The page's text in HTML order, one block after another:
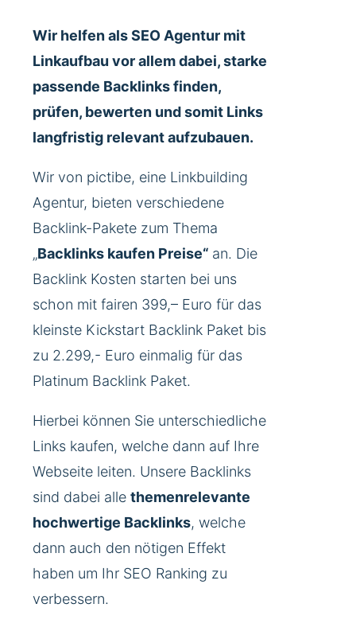
Wir helfen als SEO Agentur mit
Linkaufbau vor allem dabei, starke
passende Backlinks finden,
prüfen, bewerten und somit Links
langfristig relevant aufzubauen.
Wir von pictibe, eine Linkbuilding
Agentur, bieten verschiedene
Backlink-Pakete zum Thema
„Backlinks kaufen Preise“ an. Die
Backlink Kosten starten bei uns
schon mit fairen 399,– Euro für das
kleinste Kickstart Backlink Paket bis
zu 2.299,- Euro einmalig für das
Platinum Backlink Paket.
Hierbei können Sie unterschiedliche
Links kaufen, welche dann auf Ihre
Webseite leiten. Unsere Backlinks
sind dabei alle themenrelevante
hochwertige Backlinks, welche
dann auch den nötigen Effekt
haben um Ihr SEO Ranking zu
verbessern.